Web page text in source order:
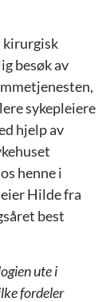
kirurgisk
besøk av
sykepleiere
hjelp av
henne i
Hilde fra
best
ute i
fordeler